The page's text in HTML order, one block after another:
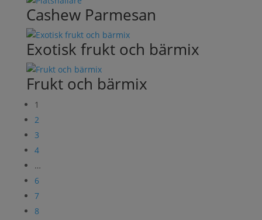
Cashew Parmesan
Exotisk frukt och bärmix
Frukt och bärmix
1
2
3
4
…
6
7
8